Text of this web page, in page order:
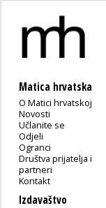
Matica hrvatska
O Matici hrvatskoj
Novosti
Učlanite se
Odjeli
Ogranci
Društva prijatelja i
partneri
Kontakt
Izdavaštvo